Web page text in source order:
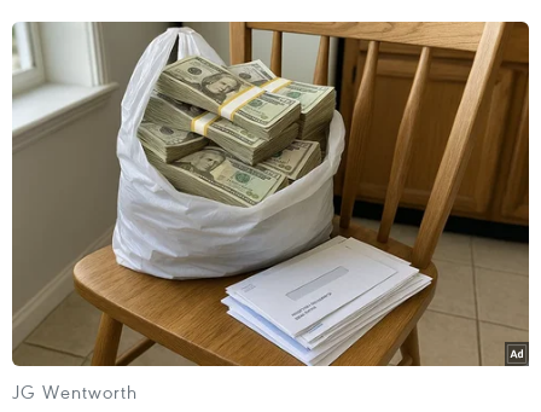
P.A
06/06/2017 04:39
Bất chấp sự nỗ lực cứu hỏa của gần 2.000 người,
đám cháy dữ dội kéo dài suốt 12 giờ đồng hồ đã
khiến 100ha rừng trồng ở xã Nam Sơn, huyện Sóc
Sơn bị thiêu ra tro.
JG Wentworth